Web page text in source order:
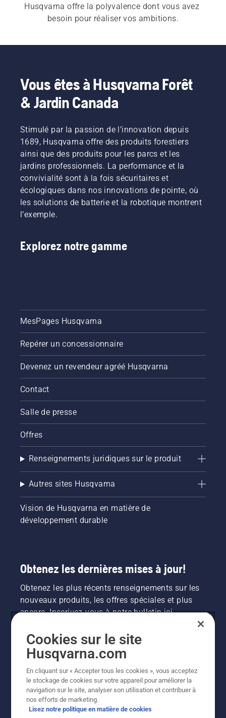
Husqvarna offre la polyvalence dont vous avez
besoin pour réaliser vos ambitions.
Vous êtes à Husqvarna Forêt
& Jardin Canada
Stimulé par la passion de l’innovation depuis
1689, Husqvarna offre des produits forestiers
ainsi que des produits pour les parcs et les
jardins professionnels. La performance et la
convivialité sont à la fois sécuritaires et
écologiques dans nos innovations de pointe, où
les solutions de batterie et la robotique montrent
l’exemple.
Explorez notre gamme
MesPages Husqvarna
Repérer un concessionnaire
Devenez un revendeur agréé Husqvarna
Contact
Salle de presse
Offres
Renseignements juridiques sur le produit
Autres sites Husqvarna
Vision de Husqvarna en matière de
développement durable
Obtenez les dernières mises à jour!
Obtenez les plus récents renseignements sur les
nouveaux produits, les offres spéciales et plus
encore. Inscrivez-vous à notre bulletin ici.
INSCRIPTION À LA NEWSLETTER
Cookies sur le site
Husqvarna.com
En cliquant sur « Accepter tous les cookies », vous acceptez
le stockage de cookies sur votre appareil pour améliorer la
navigation sur le site, analyser son utilisation et contribuer à
nos efforts de marketing.
Lisez notre politique en matière de cookies